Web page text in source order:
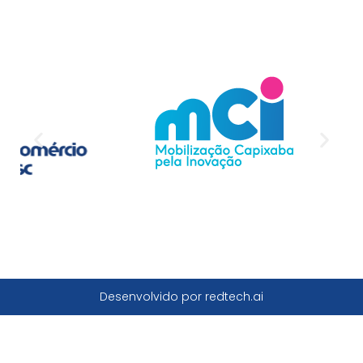
Desenvolvido por redtech.ai